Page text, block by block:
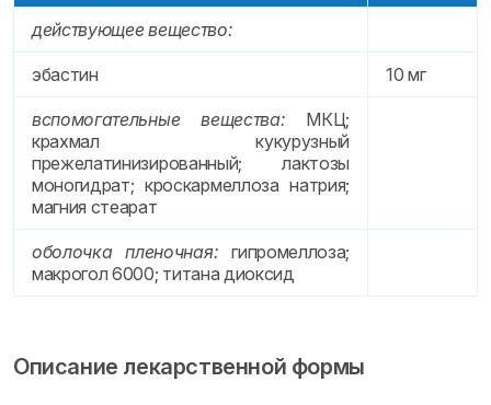
действующее вещество:
эбастин 10 мг
вспомогательные вещества: МКЦ;
крахмал кукурузный
прежелатинизированный; лактозы
моногидрат; кроскармеллоза натрия;
магния стеарат
оболочка пленочная: гипромеллоза;
макрогол 6000; титана диоксид
Описание лекарственной формы